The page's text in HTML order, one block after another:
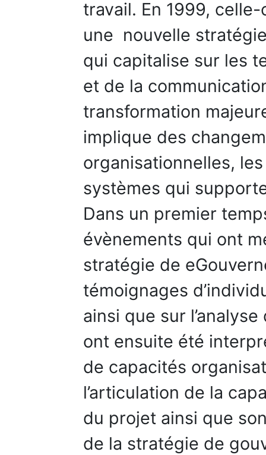
travail. En 1999,
une nouvelle
qui capitalise sur les
et de la
transformation
implique des
organisationnelles,
systèmes qui
Dans un premier
évènements qui ont
stratégie de
témoignages
ainsi que sur
ont ensuite été
de capacités
l’articulation de la
du projet ainsi que
de la stratégie de